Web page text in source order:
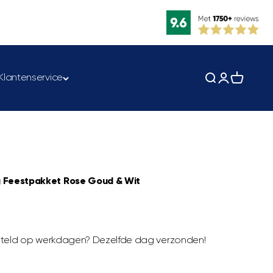
Zoeken openen
Rose Goud & Wit
op werkdagen? Dezelfde dag verzonden!